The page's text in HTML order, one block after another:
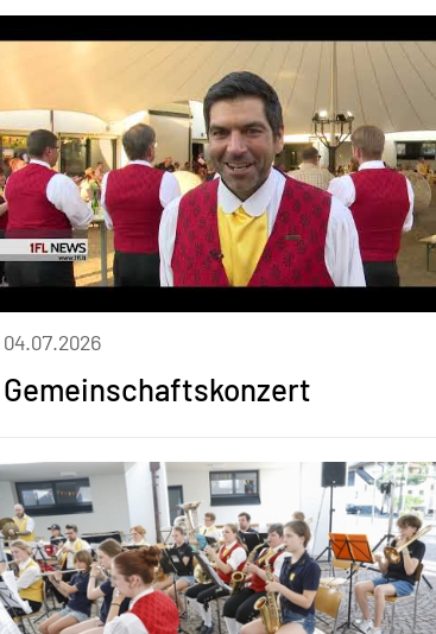
04.07.2026
Gemeinschaftskonzert